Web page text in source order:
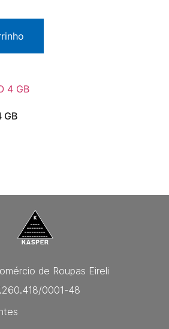
GB
de Roupas Eireli
0001-48